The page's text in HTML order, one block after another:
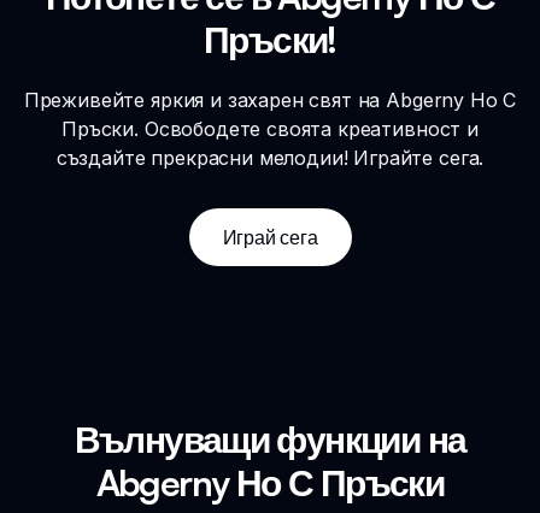
Пръски!
Преживейте яркия и захарен свят на Abgerny Но С
Пръски. Освободете своята креативност и
създайте прекрасни мелодии! Играйте сега.
Играй сега
Вълнуващи функции на
Abgerny Но С Пръски